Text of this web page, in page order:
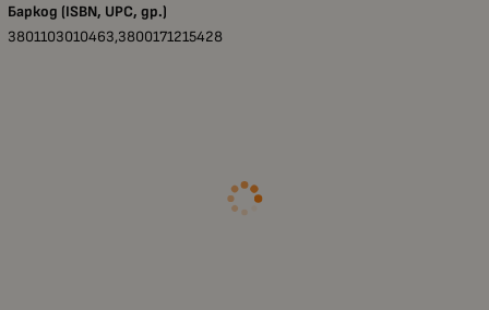
Баркод (ISBN, UPC, др.)
3801103010463,3800171215428